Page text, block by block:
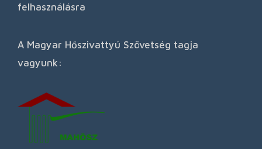
felhasználásra
A Magyar Hőszivattyú Szövetség tagja
vagyunk: